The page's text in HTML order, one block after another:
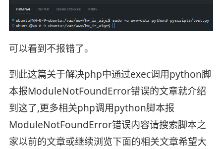
可以看到不报错了。
到此这篇关于解决php中通过exec调用python脚
本报ModuleNotFoundError错误的文章就介绍
到这了,更多相关php调用python脚本报
ModuleNotFoundError错误内容请搜索脚本之
家以前的文章或继续浏览下面的相关文章希望大